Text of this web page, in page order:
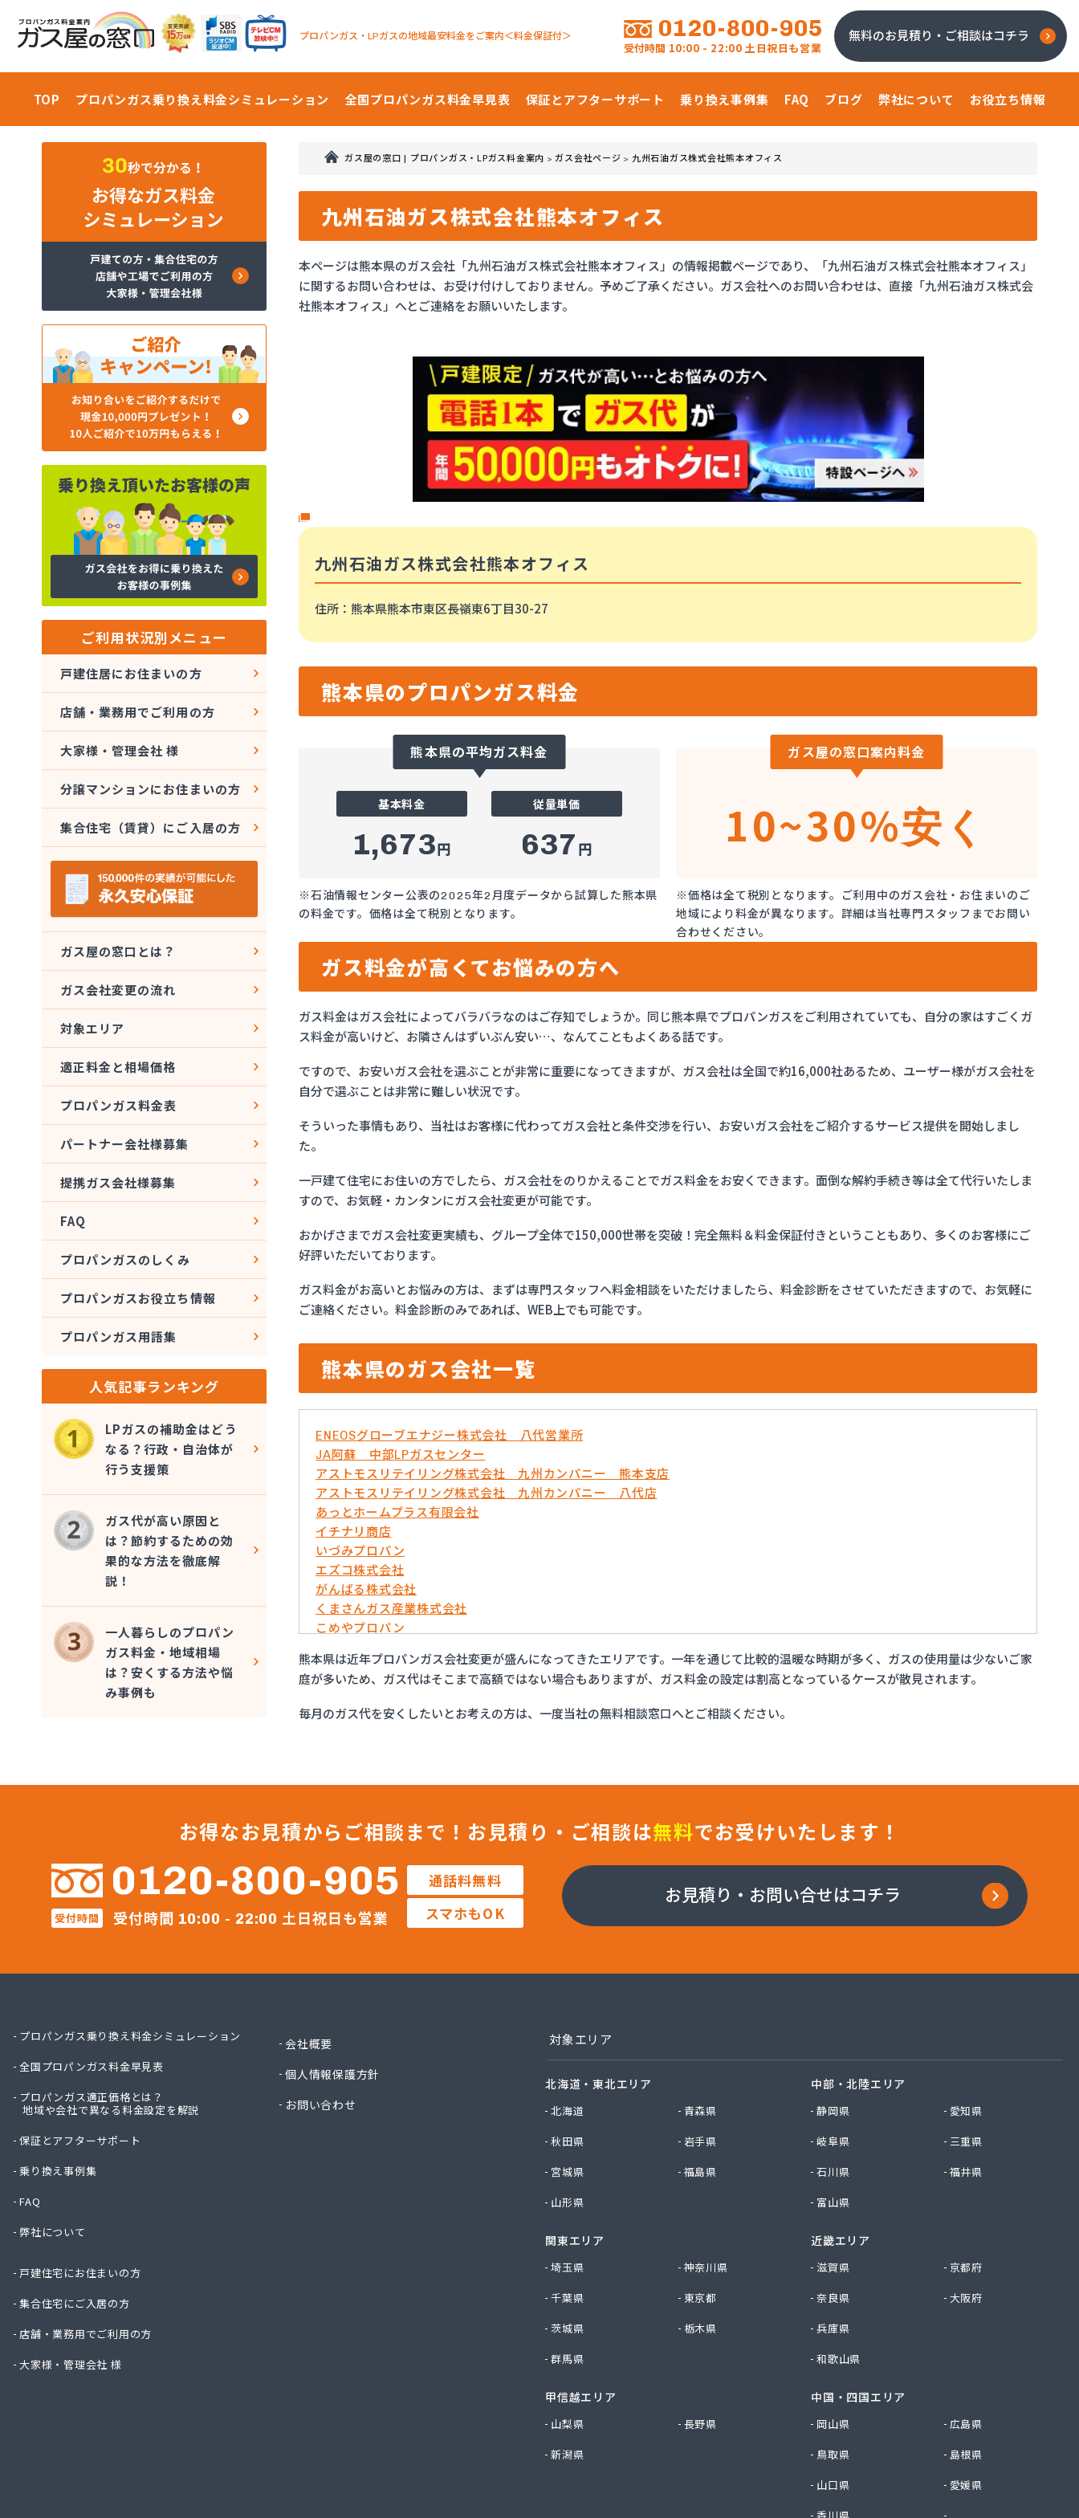
プロパンガス・LPガスの地域最安料金をご案内＜料金保証付＞ 0120-800-905
受付時間 10:00 - 22:00 土日祝日も営業
無料のお見積り・ご相談はコチラ
TOP プロパンガス乗り換え料金シミュレーション 全国プロパンガス料金早見表 保証とアフターサポート 乗り換え事例集 FAQ ブログ 弊社について お役立ち情報
ガス屋の窓口 | プロパンガス・LPガス料金案内 >ガス会社ページ > 九州石油ガス株式会社熊本オフィス
九州石油ガス株式会社熊本オフィス
本ページは熊本県のガス会社「九州石油ガス株式会社熊本オフィス」の情報掲載ページであり、「九州石油ガス株式会社熊本オフィス」
に関するお問い合わせは、お受け付けしておりません。予めご了承ください。ガス会社へのお問い合わせは、直接「九州石油ガス株式会
社熊本オフィス」へとご連絡をお願いいたします。
九州石油ガス株式会社熊本オフィス
住所 ：熊本県熊本市東区長嶺東6丁目30-27
熊本県のプロパンガス料金
熊本県の平均ガス料金
基本料金
1,673円
従量単価
637 円
※石油情報センター公表の2025年2月度データから試算した熊本県
の料金です。価格は全て税別となります。
ガス屋の窓口案内料金
10~30%安く
※価格は全て税別となります。ご利用中のガス会社・お住まいのご
地域により料金が異なります。詳細は当社専門スタッフまでお問い
合わせください。
ガス料金が高くてお悩みの方へ
ガス料金はガス会社によってバラバラなのはご存知でしょうか。同じ熊本県でプロパンガスをご利用されていても、自分の家はすごくガ
ス料金が高いけど、お隣さんはずいぶん安い…、なんてこともよくある話です。
ですので、お安いガス会社を選ぶことが非常に重要になってきますが、ガス会社は全国で約16,000社あるため、ユーザー様がガス会社を
自分で選ぶことは非常に難しい状況です。
そういった事情もあり、当社はお客様に代わってガス会社と条件交渉を行い、お安いガス会社をご紹介するサービス提供を開始しまし
た。
一戸建て住宅にお住いの方でしたら、ガス会社をのりかえることでガス料金をお安くできます。面倒な解約手続き等は全て代行いたしま
すので、お気軽・カンタンにガス会社変更が可能です。
おかげさまでガス会社変更実績も、グループ全体で150,000世帯を突破！完全無料＆料金保証付きということもあり、多くのお客様にご
好評いただいております。
ガス料金がお高いとお悩みの方は、まずは専門スタッフへ料金相談をいただけましたら、料金診断をさせていただきますので、お気軽に
ご連絡ください。料金診断のみであれば、WEB上でも可能です。
熊本県のガス会社一覧
ENEOSグローブエナジー株式会社 八代営業所
JA阿蘇 中部LPガスセンター
アストモスリテイリング株式会社 九州カンパニー 熊本支店
アストモスリテイリング株式会社 九州カンパニー 八代店
あっとホームプラス有限会社
イチナリ商店
いづみプロパン
エズコ株式会社
がんばる株式会社
くまさんガス産業株式会社
こめやプロパン
サンエス設備機器株式会社
フルキ石油株式会社 ガス部
むらた
ライフガス山口
井上商店
永田商店
岡崎商店
株式会社Misumi熊本オフィス オートガススタンド
株式会社Misumi熊本オフィス ミスミガス熊本店・石油・ガス卸部
株式会社アイティーエス
株式会社いわもと
株式会社エコア 北部充填所
株式会社シバタ 熊本営業所
株式会社ダイイチライフ
熊本県は近年プロパンガス会社変更が盛んになってきたエリアです。一年を通じて比較的温暖な時期が多く、ガスの使用量は少ないご家
庭が多いため、ガス代はそこまで高額ではない場合もありますが、ガス料金の設定は割高となっているケースが散見されます。
毎月のガス代を安くしたいとお考えの方は、一度当社の無料相談窓口へとご相談ください。
ご利用状況別メニュー
戸建住居にお住まいの方
店舗・業務用でご利用の方
大家様・管理会社 様
分譲マンションにお住まいの方
集合住宅（賃貸）にご入居の方
ガス屋の窓口とは？
ガス会社変更の流れ
対象エリア
適正料金と相場価格
プロパンガス料金表
パートナー会社様募集
提携ガス会社様募集
FAQ
プロパンガスのしくみ
プロパンガスお役立ち情報
プロパンガス用語集
人気記事ランキング
LPガスの補助金はどう
なる？行政・自治体が
行う支援策
ガス代が高い原因と
は？節約するための効
果的な方法を徹底解
説！
一人暮らしのプロパン
ガス料金・地域相場
は？安くする方法や悩
み事例も
お得なお見積からご相談まで！ お見積り・ご相談は無料でお受けいたします！
0120-800-905
受付時間 受付時間 10:00 - 22:00 土日祝日も営業
通話料無料
スマホもOK
お見積り・お問い合せはコチラ
プロパンガス乗り換え料金シミュレーション
全国プロパンガス料金早見表
プロパンガス適正価格とは？
地域や会社で異なる料金設定を解説
保証とアフターサポート
乗り換え事例集
FAQ
弊社について
戸建住宅にお住まいの方
集合住宅にご入居の方
店舗・業務用でご利用の方
大家様・管理会社 様
会社概要
個人情報保護方針
お問い合わせ
対象エリア
北海道・東北エリア
北海道
青森県
秋田県
岩手県
宮城県
福島県
山形県
関東エリア
埼玉県
神奈川県
千葉県
東京都
茨城県
栃木県
群馬県
甲信越エリア
山梨県
長野県
新潟県
中部・北陸エリア
静岡県
愛知県
岐阜県
三重県
石川県
福井県
富山県
近畿エリア
滋賀県
京都府
奈良県
大阪府
兵庫県
和歌山県
中国・四国エリア
岡山県
広島県
鳥取県
島根県
山口県
愛媛県